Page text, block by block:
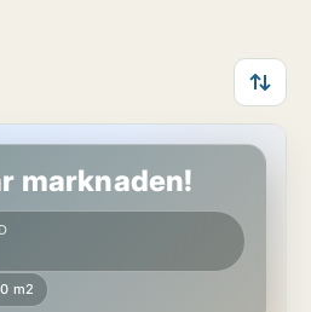
marknaden!
m2